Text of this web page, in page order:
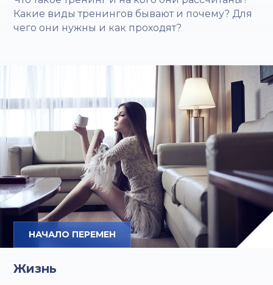
Какие виды тренингов бывают и почему? Для
чего они нужны и как проходят?
НАЧАЛО ПЕРЕМЕН
Жизнь